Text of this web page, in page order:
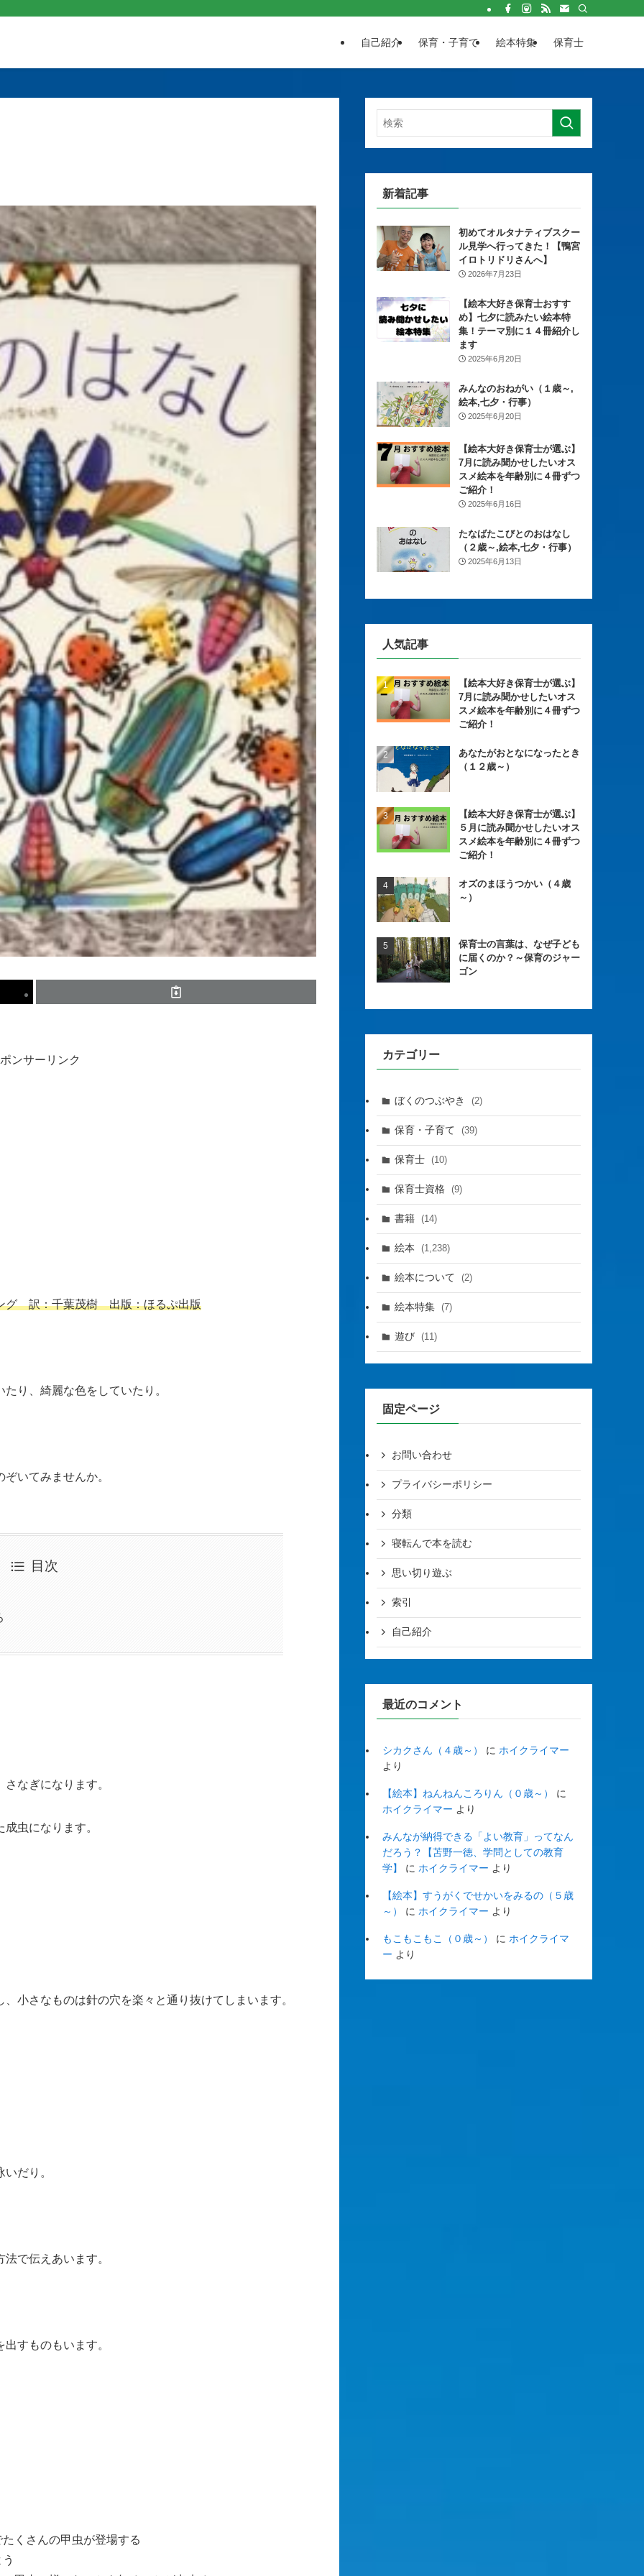
自己紹介 保育・子育て 絵本特集 保育士
ンサーリンク
グ 訳：千葉茂樹 出版：ほるぷ出版
り、綺麗な色をしていたり。
いてみませんか。
目次
なぎになります。
虫になります。
小さなものは針の穴を楽々と通り抜けてしまいます。
だり。
で伝えあいます。
すものもいます。
くさんの甲虫が登場する
新着記事
初めてオルタナティブスクー
ル見学へ行ってきた！【鴨宮
イロトリドリさんへ】
2026年7月23日
【絵本大好き保育士おすす
め】七夕に読みたい絵本特
集！テーマ別に１４冊紹介し
ます
2025年6月20日
みんなのおねがい（１歳～,
絵本,七夕・行事）
2025年6月20日
【絵本大好き保育士が選ぶ】
7月に読み聞かせしたいオス
スメ絵本を年齢別に４冊ずつ
ご紹介！
2025年6月16日
たなばたこびとのおはなし
（２歳～,絵本,七夕・行事）
2025年6月13日
人気記事
【絵本大好き保育士が選ぶ】
7月に読み聞かせしたいオス
スメ絵本を年齢別に４冊ずつ
ご紹介！
あなたがおとなになったとき
（１２歳～）
【絵本大好き保育士が選ぶ】
５月に読み聞かせしたいオス
スメ絵本を年齢別に４冊ずつ
ご紹介！
オズのまほうつかい（４歳
～）
保育士の言葉は、なぜ子ども
に届くのか？～保育のジャー
ゴン
カテゴリー
ぼくのつぶやき (2)
保育・子育て (39)
保育士 (10)
保育士資格 (9)
書籍 (14)
絵本 (1,238)
絵本について (2)
絵本特集 (7)
遊び (11)
固定ページ
お問い合わせ
プライバシーポリシー
分類
寝転んで本を読む
思い切り遊ぶ
索引
自己紹介
最近のコメント
シカクさん（４歳～） に ホイクライマー
より
【絵本】ねんねんころりん（０歳～）
に
ホイクライマー より
みんなが納得できる「よい教育」ってなん
だろう？【苫野一徳、学問としての教育
学】
に ホイクライマー より
【絵本】すうがくでせかいをみるの（５歳
～）
に ホイクライマー より
もこもこもこ（０歳～） に ホイクライマ
ー より